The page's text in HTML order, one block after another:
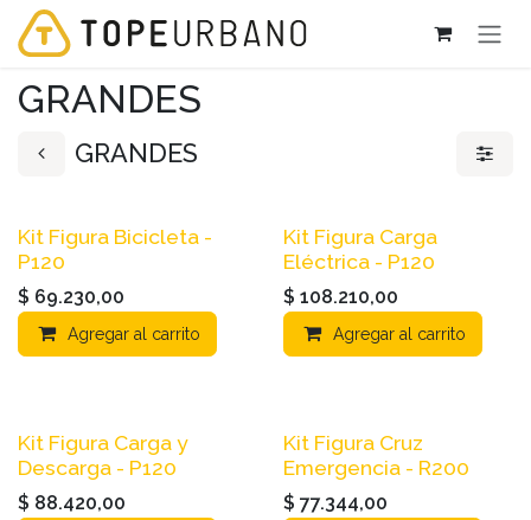
Ir al contenido
GRANDES
GRANDES
Kit Figura Bicicleta -
P120
$ 69.230,00
Agregar al carrito
Kit Figura Carga
Eléctrica - P120
$ 108.210,00
Agregar al carrito
Kit Figura Carga y
Descarga - P120
$ 88.420,00
Kit Figura Cruz
Emergencia - R200
$ 77.344,00